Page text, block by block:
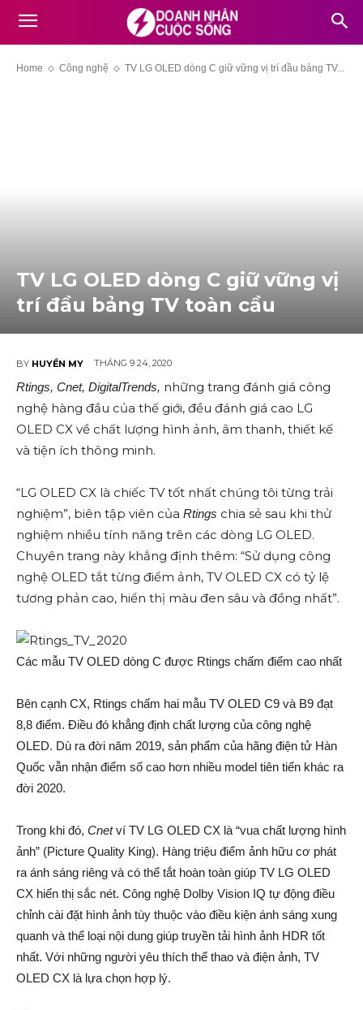
Home Công nghệ TV LG OLED dòng C giữ vững vị trí đầu bảng TV...
TV LG OLED dòng C giữ vững vị
trí đầu bảng TV toàn cầu
BY HUYỀN MY THÁNG 9 24, 2020
Rtings, Cnet, DigitalTrends, những trang đánh giá công
nghệ hàng đầu của thế giới, đều đánh giá cao LG
OLED CX về chất lượng hình ảnh, âm thanh, thiết kế
và tiện ích thông minh.
“LG OLED CX là chiếc TV tốt nhất chúng tôi từng trải
nghiệm”, biên tập viên của Rtings chia sẻ sau khi thử
nghiệm nhiều tính năng trên các dòng LG OLED.
Chuyên trang này khẳng định thêm: “Sử dụng công
nghệ OLED tắt từng điểm ảnh, TV OLED CX có tỷ lệ
tương phản cao, hiển thị màu đen sâu và đồng nhất”.
Các mẫu TV OLED dòng C được Rtings chấm điểm cao nhất
Bên cạnh CX, Rtings chấm hai mẫu TV OLED C9 và B9 đạt
8,8 điểm. Điều đó khẳng định chất lượng của công nghệ
OLED. Dù ra đời năm 2019, sản phẩm của hãng điện tử Hàn
Quốc vẫn nhận điểm số cao hơn nhiều model tiên tiến khác ra
đời 2020.
Trong khi đó, Cnetví TV LG OLED CX là “vua chất lượng hình
ảnh” (Picture Quality King). Hàng triệu điểm ảnh hữu cơ phát
ra ánh sáng riêng và có thể tắt hoàn toàn giúp TV LG OLED
CX hiển thị sắc nét. Công nghệ Dolby Vision IQ tự động điều
chỉnh cài đặt hình ảnh tùy thuộc vào điều kiện ánh sáng xung
quanh và thể loại nội dung giúp truyền tải hình ảnh HDR tốt
nhất. Với những người yêu thích thể thao và điện ảnh, TV
OLED CX là lựa chọn hợp lý.